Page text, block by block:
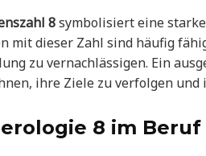
8symbolisiert eine
mit dieser Zahl sind häufig
zu vernachlässigen. Ein
ihre Ziele zu verfolgen
8 im